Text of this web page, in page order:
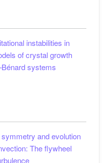
instabilities in
of crystal growth
systems
and evolution
The flywheel